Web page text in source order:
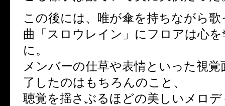
この後には、唯が傘を持ちながら
曲「スロウレイン」にフロアは心
に。
メンバーの仕草や表情といった視覚
了したのはもちろんのこと、
聴覚を揺さぶるほどの美しいメロ